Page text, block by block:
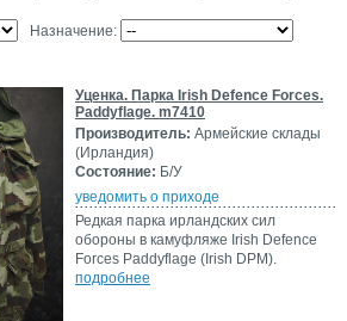
Назначение:
Уценка. Парка Irish Defence Forces.
Paddyflage. m7410
Производитель: Армейские склады
(Ирландия)
Состояние: Б/У
уведомить о приходе
Редкая парка ирландских сил
обороны в камуфляже Irish Defence
Forces Paddyflage (Irish DPM).
подробнее